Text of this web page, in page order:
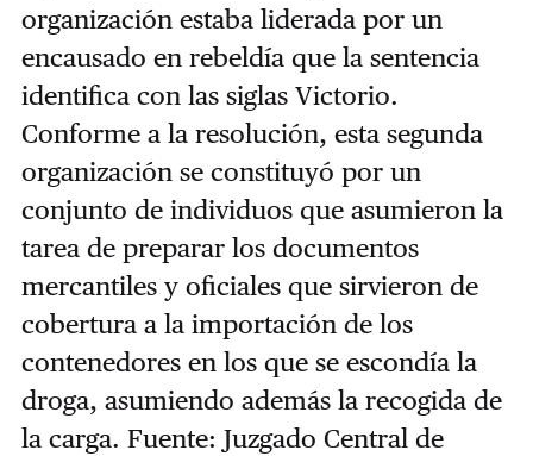
organización estaba liderada por un
encausado en rebeldía que la sentencia
identifica con las siglas Victorio.
Conforme a la resolución, esta segunda
organización se constituyó por un
conjunto de individuos que asumieron la
tarea de preparar los documentos
mercantiles y oficiales que sirvieron de
cobertura a la importación de los
contenedores en los que se escondía la
droga, asumiendo además la recogida de
la carga. Fuente: Juzgado Central de